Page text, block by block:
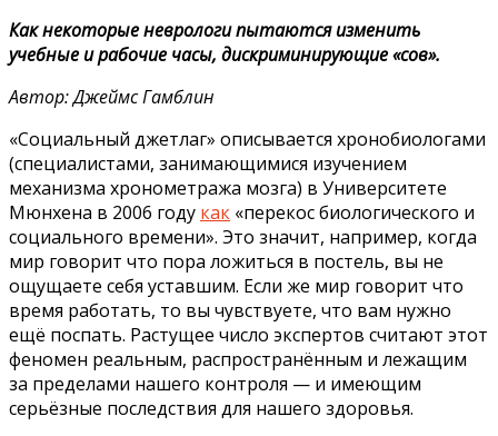
Как некоторые неврологи пытаются изменить
учебные и рабочие часы, дискриминирующие «сов».
Автор: Джеймс Гамблин
«Социальный джетлаг» описывается хронобиологами
(специалистами, занимающимися изучением
механизма хронометража мозга) в Университете
Мюнхена в 2006 году как «перекос биологического и
социального времени». Это значит, например, когда
мир говорит что пора ложиться в постель, вы не
ощущаете себя уставшим. Если же мир говорит что
время работать, то вы чувствуете, что вам нужно
ещё поспать. Растущее число экспертов считают этот
феномен реальным, распространённым и лежащим
за пределами нашего контроля — и имеющим
серьёзные последствия для нашего здоровья.